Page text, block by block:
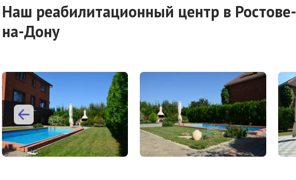
Наш реабилитационный центр в Ростовe-
на-Дону